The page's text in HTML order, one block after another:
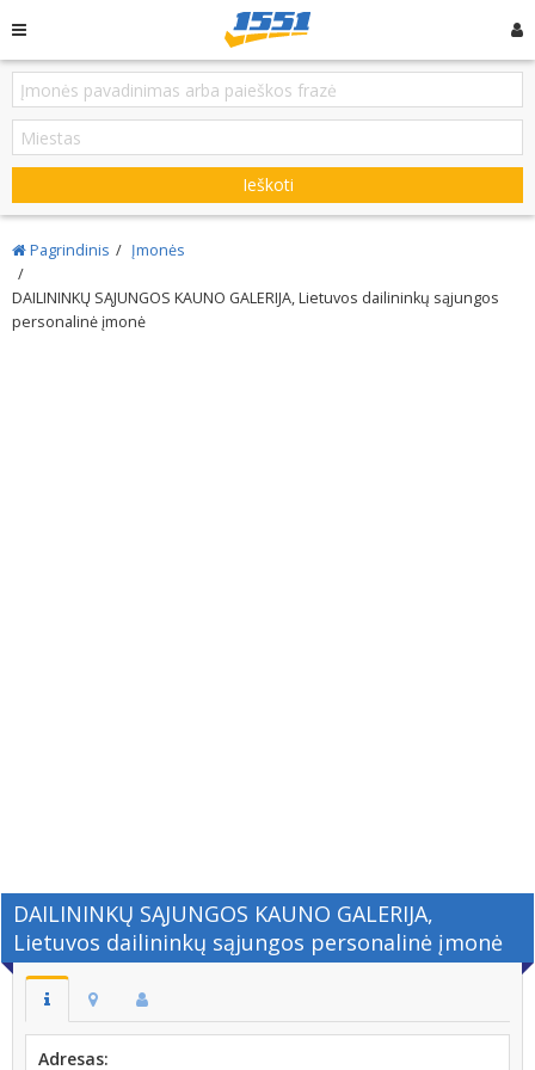
Ieškoti
Pagrindinis Įmonės
DAILININKŲ SĄJUNGOS KAUNO GALERIJA, Lietuvos dailininkų sąjungos
personalinė įmonė
DAILININKŲ SĄJUNGOS KAUNO GALERIJA,
Lietuvos dailininkų sąjungos personalinė įmonė
Adresas: